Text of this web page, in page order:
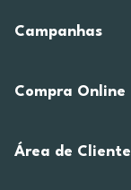
Campanhas
Compra Online
Área de Cliente